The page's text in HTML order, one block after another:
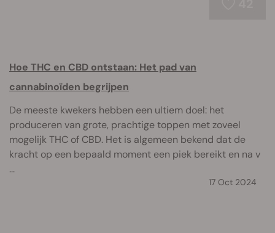
Hoe THC en CBD ontstaan: Het pad van
cannabinoïden begrijpen
De meeste kwekers hebben een ultiem doel: het
produceren van grote, prachtige toppen met zoveel
mogelijk THC of CBD. Het is algemeen bekend dat de
kracht op een bepaald moment een piek bereikt en na v
...
17 Oct 2024